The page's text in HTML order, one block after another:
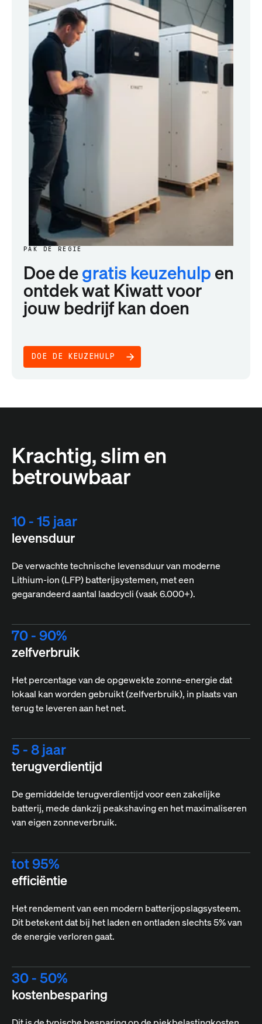
PAK DE REGIE
Doe degratis keuzehulp en
ontdek wat Kiwatt voor
jouw bedrijf kan doen
DOE DE KEUZEHULP
Krachtig, slim en
betrouwbaar
10 - 15 jaar
levensduur
De verwachte technische levensduur van moderne
Lithium-ion (LFP) batterijsystemen, met een
gegarandeerd aantal laadcycli (vaak 6.000+).
70 - 90%
zelfverbruik
Het percentage van de opgewekte zonne-energie dat
lokaal kan worden gebruikt (zelfverbruik), in plaats van
terug te leveren aan het net.
5 - 8 jaar
terugverdientijd
De gemiddelde terugverdientijd voor een zakelijke
batterij, mede dankzij peakshaving en het maximaliseren
van eigen zonneverbruik.
tot 95%
efficiëntie
Het rendement van een modern batterijopslagsysteem.
Dit betekent dat bij het laden en ontladen slechts 5% van
de energie verloren gaat.
30 - 50%
kostenbesparing